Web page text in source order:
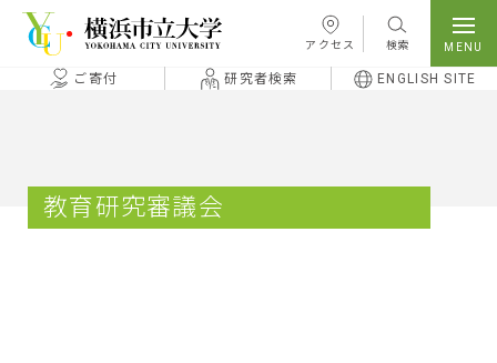
本文へ移動
アクセス 検索
ご寄付 研究者検索 ENGLISH SITE
教育研究審議会